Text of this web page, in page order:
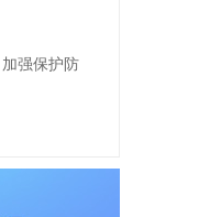
强保护防